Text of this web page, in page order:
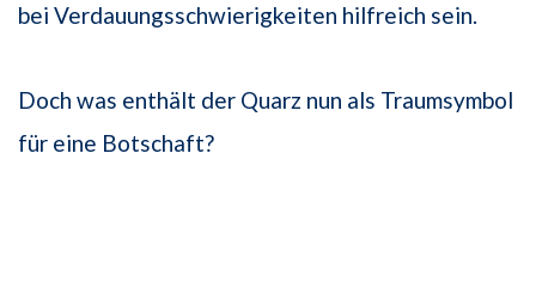
bei Verdauungsschwierigkeiten hilfreich sein.
Doch was enthält der Quarz nun als Traumsymbol
für eine Botschaft?